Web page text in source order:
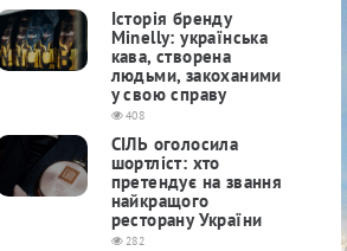
Історія бренду
Minelly: українська
кава, створена
людьми, закоханими
у свою справу
408
СІЛЬ оголосила
шортліст: хто
претендує на звання
найкращого
ресторану України
282